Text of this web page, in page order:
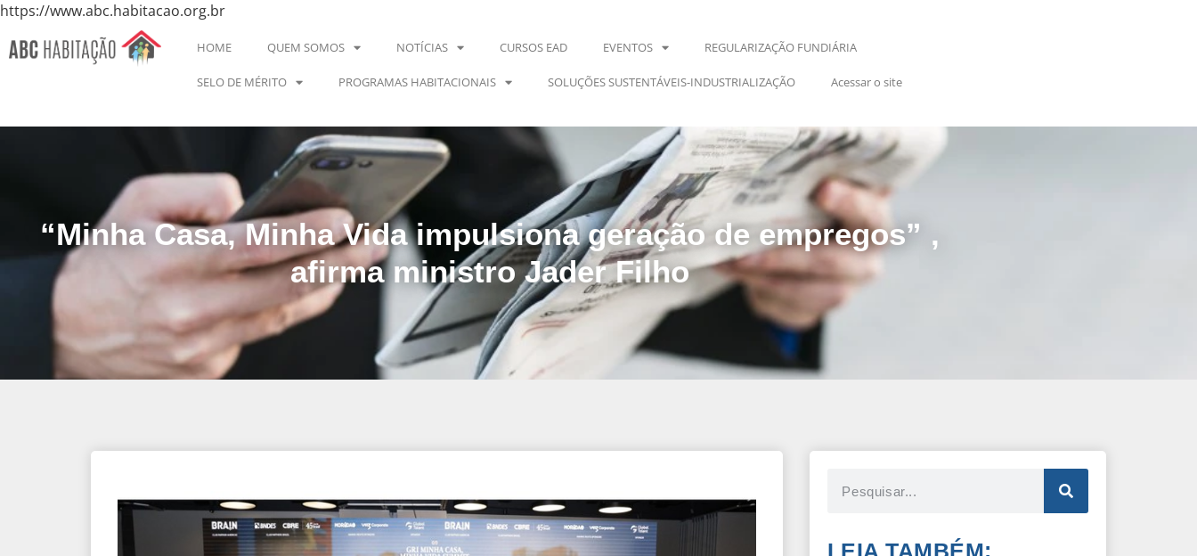
https://www.abc.habitacao.org.br
HOME QUEM SOMOS NOTÍCIAS CURSOS EAD EVENTOS REGULARIZAÇÃO FUNDIÁRIA
SELO DE MÉRITO PROGRAMAS HABITACIONAIS SOLUÇÕES SUSTENTÁVEIS-INDUSTRIALIZAÇÃO Acessar o site
“Minha Casa, Minha Vida impulsiona geração de empregos” ,
afirma ministro Jader Filho
LEIA TAMBÉM: